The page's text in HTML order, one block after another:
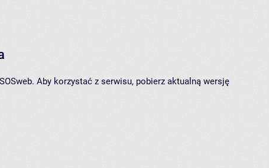
Aby korzystać z serwisu, pobierz aktualną wersję